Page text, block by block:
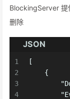
BlockingServer 提
删除
JSON
1
2
3
4
[
{